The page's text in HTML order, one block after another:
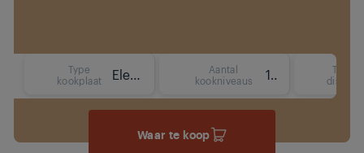
Type
kookplaat
Elektrisch (inductie)
Aantal
kookniveaus
15
Type
display
Waar te koop